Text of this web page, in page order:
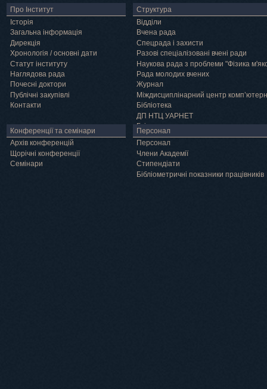
Про Інститут
Історія
Загальна інформація
Дирекція
Хронологія / основні дати
Статут інституту
Наглядова рада
Почесні доктори
Публічні закупівлі
Контакти
Структура
Відділи
Вчена рада
Спецрада і захисти
Разові спеціалізовані вчені ради
Наукова рада з проблеми "Фізика
Рада молодих вчених
Журнал
Міждисциплінарний центр
Бібліотека
ДП НТЦ УАРНЕТ
Грід
Конференції та семінари
Архів конференцій
Щорічні конференції
Семінари
Персонал
Персонал
Члени Академії
Cтипендіати
Бібліометричні показники працівників